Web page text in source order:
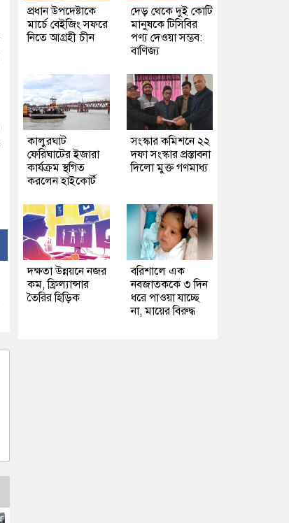
প্রধান উপদেষ্টাকে
মার্চে বেইজিং সফরে
নিতে আগ্রহী চীন
দেড় থেকে দুই কোটি
মানুষকে টিসিবির
পণ্য দেওয়া সম্ভব:
বাণিজ্য
কালুরঘাট
ফেরিঘাটের ইজারা
কার্যক্রম স্থগিত
করলেন হাইকোর্ট
সংস্কার কমিশনে ২২
দফা সংস্কার প্রস্তাবনা
দিলো মুক্ত গণমাধ্য
দক্ষতা উন্নয়নে নজর
কম, ফ্রিল্যান্সার
তৈরির হিড়িক
বরিশালে এক
নবজাতককে ৩ দিন
ধরে পাওয়া যাচ্ছে
না, মায়ের বিরুদ্ধ